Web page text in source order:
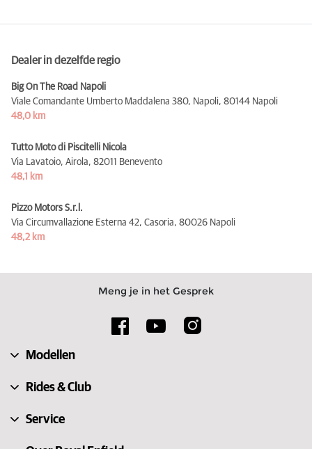
Dealer in dezelfde regio
Big On The Road Napoli
Viale Comandante Umberto Maddalena 380, Napoli, 80144 Napoli
48,0 km
Tutto Moto di Piscitelli Nicola
Via Lavatoio, Airola, 82011 Benevento
48,1 km
Pizzo Motors S.r.l.
Via Circumvallazione Esterna 42, Casoria, 80026 Napoli
48,2 km
Meng je in het Gesprek
Modellen
Rides & Club
Service